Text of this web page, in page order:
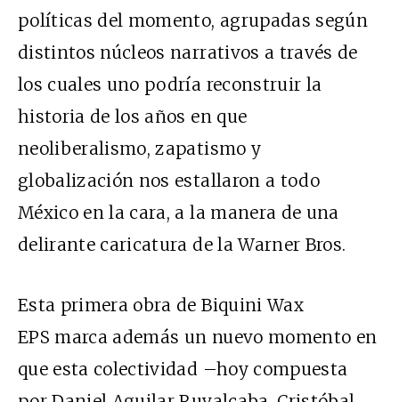
políticas del momento, agrupadas según
distintos núcleos narrativos a través de
los cuales uno podría reconstruir la
historia de los años en que
neoliberalismo, zapatismo y
globalización nos estallaron a todo
México en la cara, a la manera de una
delirante caricatura de la Warner Bros.
Esta primera obra de Biquini Wax
EPS marca además un nuevo momento en
que esta colectividad –hoy compuesta